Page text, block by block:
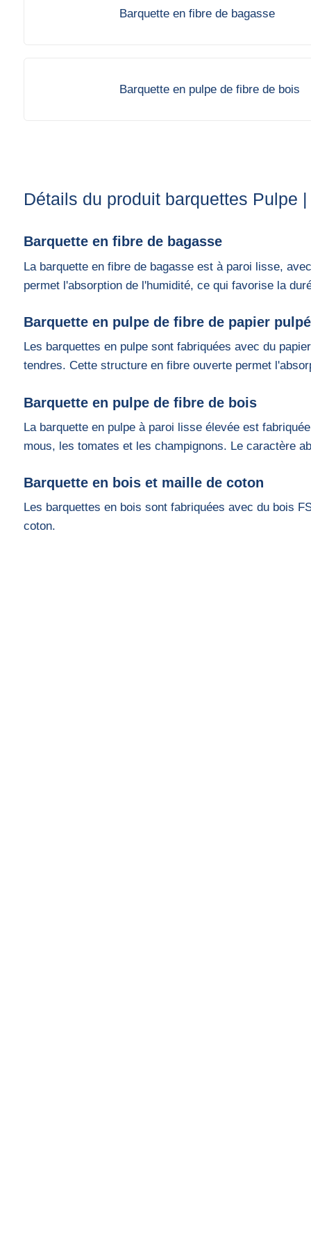
Barquette en fibre de bagasse
Barquette en pulpe de fibre de bois
Détails du produit barquettes Pulpe
Barquette en fibre de bagasse
La barquette en fibre de bagasse est à paroi lisse,
permet l'absorption de l'humidité, ce qui favorise la
Barquette en pulpe de fibre de papier
Les barquettes en pulpe sont fabriquées avec du
tendres. Cette structure en fibre ouverte permet
Barquette en pulpe de fibre de bois
La barquette en pulpe à paroi lisse élevée est
mous, les tomates et les champignons. Le caractère
Barquette en bois et maille de coton
Les barquettes en bois sont fabriquées avec du bois
coton.